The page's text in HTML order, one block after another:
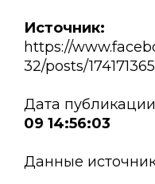
Источник:
https://
32/posts/
Дата
09 14:56:03
Данные